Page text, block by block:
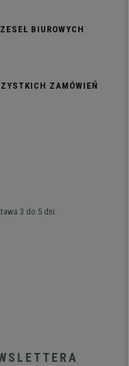
BIUROWYCH
ZAMÓWIEŃ
3 do 5 dni.